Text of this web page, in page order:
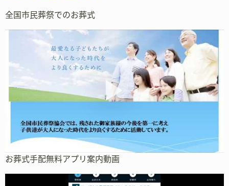
全国市民葬祭でのお葬式
お葬式手配無料アプリ案内動画